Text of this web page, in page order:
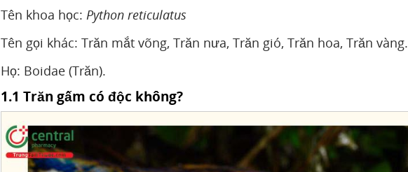
Tên khoa học: Python reticulatus
Tên gọi khác: Trăn mắt võng, Trăn nưa, Trăn gió, Trăn hoa, Trăn vàng.
Họ: Boidae (Trăn).
1.1 Trăn gấm có độc không?